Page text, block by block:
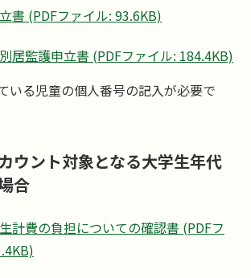
書 (PDFファイル: 93.6KB)
別居監護申立書 (PDFファイル: 184.4KB)
いる児童の個人番号の記入が必要で
ウント対象となる大学生年代
合
計費の負担についての確認書 (PDFフ